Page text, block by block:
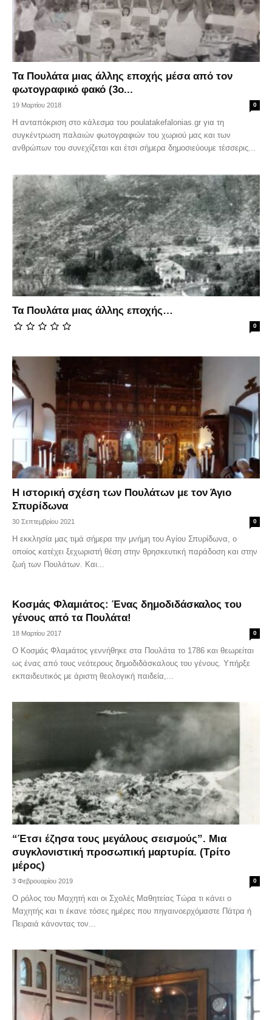
Τα Πουλάτα μιας άλλης εποχής μέσα από τον
φωτογραφικό φακό (3ο...
19 Μαρτίου 2018 0
Η ανταπόκριση στο κάλεσμα του poulatakefalonias.gr για τη
συγκέντρωση παλαιών φωτογραφιών του χωριού μας και των
ανθρώπων του συνεχίζεται και έτσι σήμερα δημοσιεύουμε τέσσερις...
Τα Πουλάτα μιας άλλης εποχής…
0
Η ιστορική σχέση των Πουλάτων με τον Άγιο
Σπυρίδωνα
30 Σεπτεμβρίου 2021 0
Η εκκλησία μας τιμά σήμερα την μνήμη του Αγίου Σπυρίδωνα, ο
οποίος κατέχει ξεχωριστή θέση στην θρησκευτική παράδοση και στην
ζωή των Πουλάτων. Και...
Κοσμάς Φλαμιάτος: Ένας δημοδιδάσκαλος του
γένους από τα Πουλάτα!
18 Μαρτίου 2017 0
Ο Κοσμάς Φλαμιάτος γεννήθηκε στα Πουλάτα το 1786 και θεωρείται
ως ένας από τους νεότερους δημοδιδάσκαλους του γένους. Υπήρξε
εκπαιδευτικός με άριστη θεολογική παιδεία,...
“Έτσι έζησα τους μεγάλους σεισμούς”. Μια
συγκλονιστική προσωπική μαρτυρία. (Τρίτο
μέρος)
3 Φεβρουαρίου 2019 0
Ο ρόλος του Μαχητή και οι Σχολές Μαθητείας Τώρα τι κάνει ο
Μαχητής και τι έκανε τόσες ημέρες που πηγαινοερχόμαστε Πάτρα ή
Πειραιά κάνοντας τον...